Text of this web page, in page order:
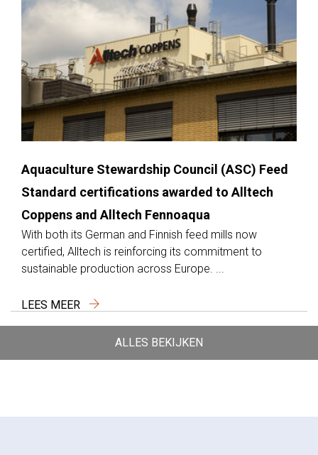
Aquaculture Stewardship Council (ASC) Feed
Standard certifications awarded to Alltech
Coppens and Alltech Fennoaqua
With both its German and Finnish feed mills now
certified, Alltech is reinforcing its commitment to
sustainable production across Europe. ...
LEES MEER
ALLES BEKIJKEN